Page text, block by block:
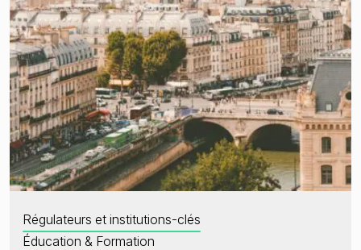
Régulateurs et institutions-clés
Éducation & Formation